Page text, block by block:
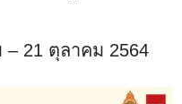
– 21 ตุลาคม 2564